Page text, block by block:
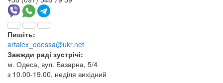
Пишіть:
artalex_odessa@ukr.net
Завжди раді зустрічі:
м. Одеса, вул. Базарна, 5/4
з 10.00-19.00, неділя вихідний